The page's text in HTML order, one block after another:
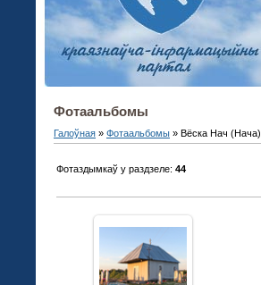
Фотаальбомы
Галоўная » Фотаальбомы » Вёска Нач (Нача)
Фотаздымкаў у раздзеле: 44
19.06.2019
vitalis